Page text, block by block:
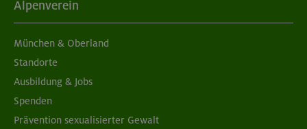
Alpenverein
München & Oberland
Standorte
Ausbildung & Jobs
Spenden
Prävention sexualisierter Gewalt